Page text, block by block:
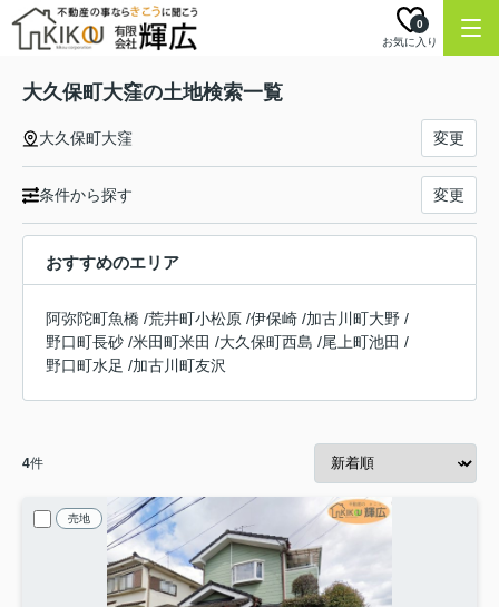
お気に入り
0
大久保町大窪の土地検索一覧
大久保町大窪 変更
条件から探す 変更
おすすめのエリア
阿弥陀町魚橋 /荒井町小松原 /伊保崎 /加古川町大野 /
野口町長砂 /米田町米田 /大久保町西島 /尾上町池田 /
野口町水足 /加古川町友沢
4件
売地